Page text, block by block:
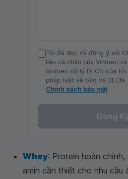
Tôi đã đọc và đồng ý với
liệu cá nhân của Vinmec
Vinmec xử lý DLCN của
pháp luật về bảo vệ DLCN.
Chính sách bảo mật
Đăng Ký
Whey: Protein hoàn
amin cần thiết cho nhu cầu